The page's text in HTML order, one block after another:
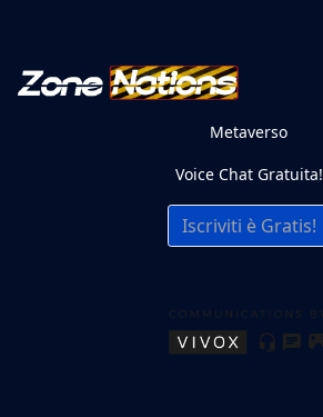
Metaverso
Voice Chat Gratuita!
Iscriviti è Gratis!